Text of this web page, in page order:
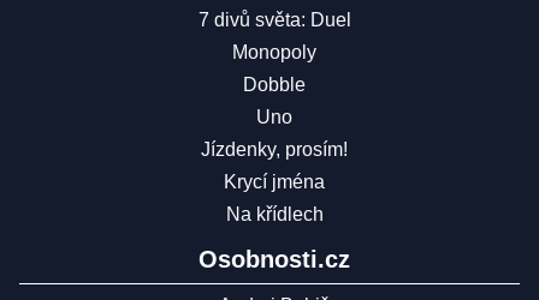
7 divů světa: Duel
Monopoly
Dobble
Uno
Jízdenky, prosím!
Krycí jména
Na křídlech
Osobnosti.cz